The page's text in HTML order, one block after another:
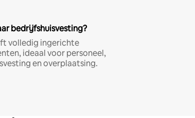
bedrijfshuisvesting?
volledig ingerichte
ideaal voor personeel,
en overplaatsing.